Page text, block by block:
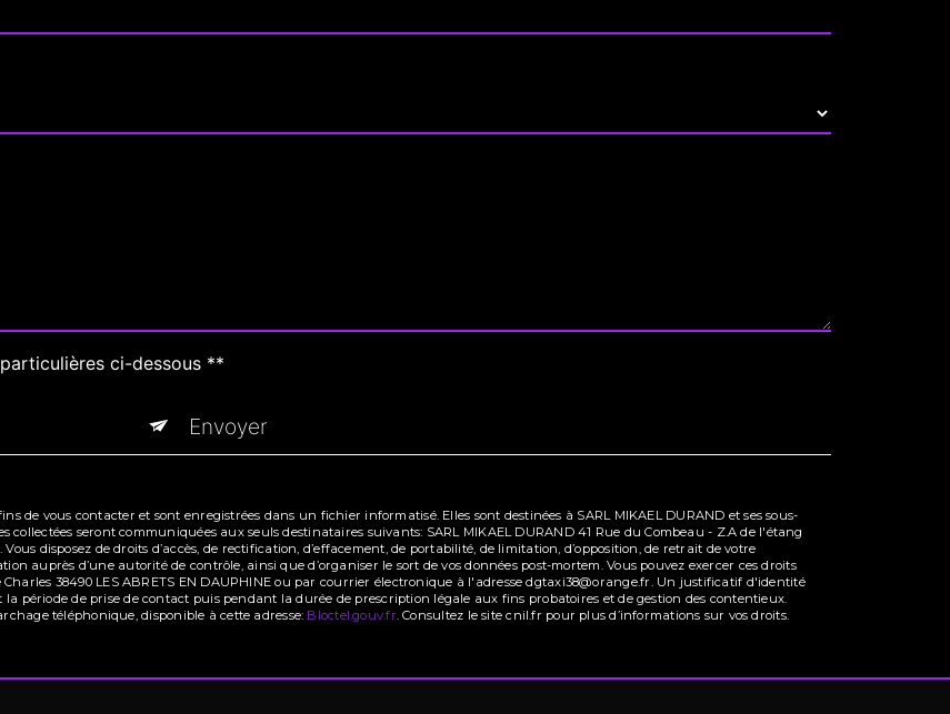
ci-dessous **
Envoyer
de vous contacter et sont enregistrées dans un fichier informatisé. Elles sont destinées à SARL MIKAEL DURAND et ses sous-
seront communiquées aux seuls destinataires suivants: SARL MIKAEL DURAND 41 Rue du Combeau - Z.A de l'étang
disposez de droits d’accès, de rectification, d’effacement, de portabilité, de limitation, d’opposition, de retrait de votre
auprès d’une autorité de contrôle, ainsi que d’organiser le sort de vos données post-mortem. Vous pouvez exercer ces droits
38490 LES ABRETS EN DAUPHINE ou par courrier électronique à l'adresse dgtaxi38@orange.fr. Un justificatif d'identité
période de prise de contact puis pendant la durée de prescription légale aux fins probatoires et de gestion des contentieux.
téléphonique, disponible à cette adresse: Bloctel.gouv.fr. Consultez le site cnil.fr pour plus d’informations sur vos droits.